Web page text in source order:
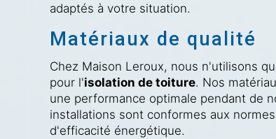
adaptés à votre situation.
Matériaux de qualité
Chez Maison Leroux, nous n'utilisons
pour l'isolation de toiture. Nos
une performance optimale pendant de
installations sont conformes aux
d'efficacité énergétique.